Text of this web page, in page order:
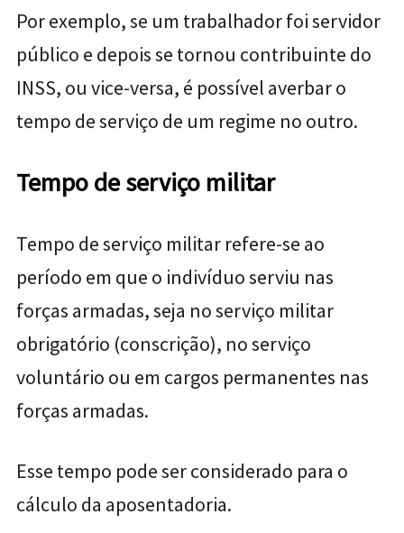
Por exemplo, se um trabalhador foi servidor
público e depois se tornou contribuinte do
INSS, ou vice-versa, é possível averbar o
tempo de serviço de um regime no outro.
Tempo de serviço militar
Tempo de serviço militar refere-se ao
período em que o indivíduo serviu nas
forças armadas, seja no serviço militar
obrigatório (conscrição), no serviço
voluntário ou em cargos permanentes nas
forças armadas.
Esse tempo pode ser considerado para o
cálculo da aposentadoria.